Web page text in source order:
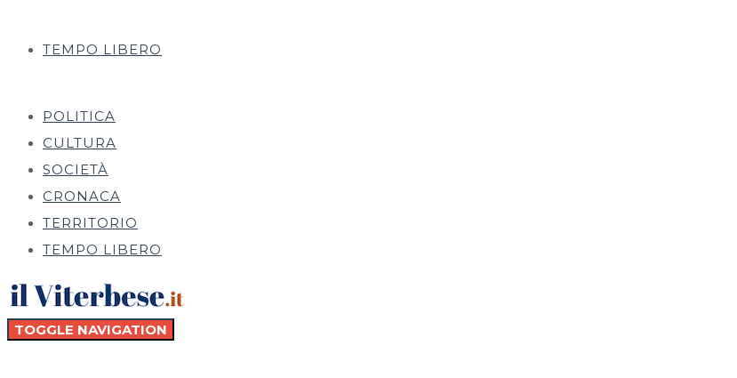
TEMPO LIBERO
POLITICA
CULTURA
SOCIETÀ
CRONACA
TERRITORIO
TEMPO LIBERO
TOGGLE NAVIGATION